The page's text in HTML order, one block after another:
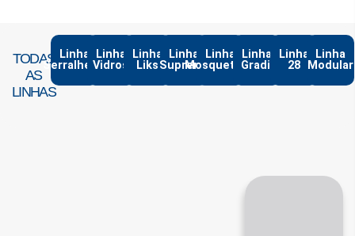
TODAS
AS
LINHAS
Linha
Serralheria
Linha
Vidros
Linha
Liks
Linha
Suprema
Linha
Mosqueteiro
Linha
Gradil
Linha
28
Linha
Modular